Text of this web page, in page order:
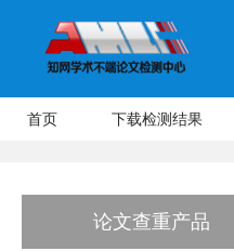
首页 下载检测结果
论文查重产品